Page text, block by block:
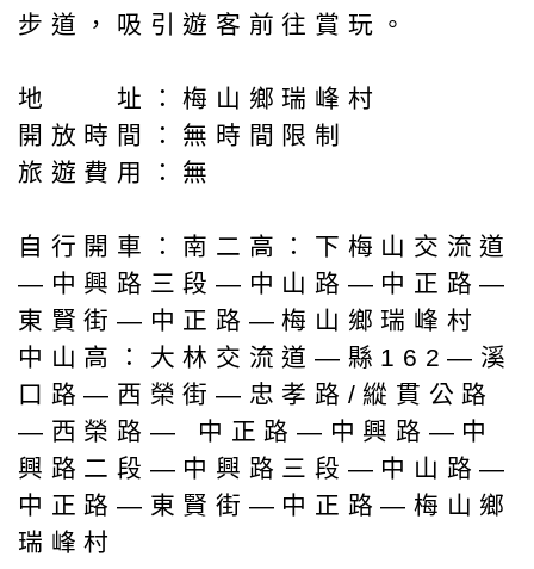
步道，吸引遊客前往賞玩。
地 址：梅山鄉瑞峰村
開放時間：無時間限制
旅遊費用：無
自行開車：南二高：下梅山交流道
—中興路三段—中山路—中正路—
東賢街—中正路—梅山鄉瑞峰村
中山高：大林交流道—縣162—溪
口路—西榮街—忠孝路/縱貫公路
—西榮路— 中正路—中興路—中
興路二段—中興路三段—中山路—
中正路—東賢街—中正路—梅山鄉
瑞峰村